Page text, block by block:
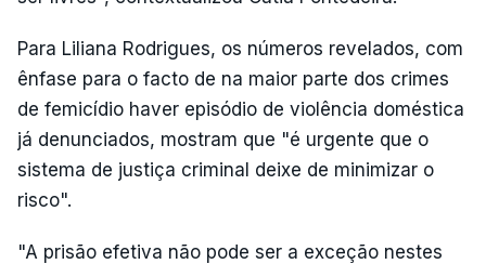
Para Liliana Rodrigues, os números revelados, com
ênfase para o facto de na maior parte dos crimes
de femicídio haver episódio de violência doméstica
já denunciados, mostram que "é urgente que o
sistema de justiça criminal deixe de minimizar o
risco".
"A prisão efetiva não pode ser a exceção nestes